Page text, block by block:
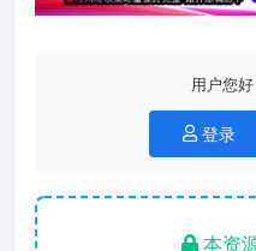
用户您
登录
本资